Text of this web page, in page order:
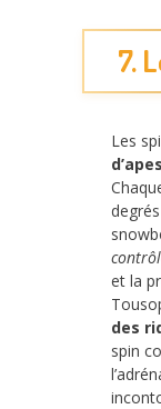
7.
Les
et la
des
spin